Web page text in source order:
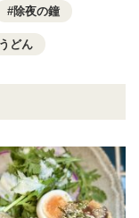
除夜の鐘
どん